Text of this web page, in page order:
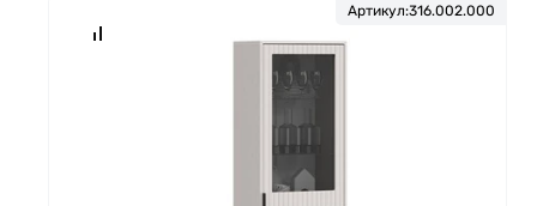
Артикул:316.002.000